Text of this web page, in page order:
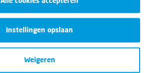
Instellingen opslaan
Weigeren